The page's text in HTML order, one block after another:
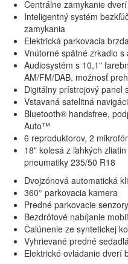
Centrálne zamykanie
Inteligentný systém
zamykania
Elektrická parkovacia
Vnútorné spätné zrkadlo
Audiosystém s 10,1"
AM/FM/DAB, možnosť
Digitálny prístrojový panel
Vstavaná satelitná
Bluetooth® handsfree,
Auto™
6 reproduktorov, 2
18" kolesá z ľahkých
pneumatiky 235/50 R18
Dvojzónová automatická
360° parkovacia kamera
Predné parkovacie senzory
Bezdrôtové nabíjanie
Čalúnenie ze syntetickej
Vyhrievané predné sedadlá
Elektrické ovládanie dverí